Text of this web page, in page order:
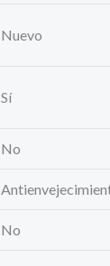
Nuevo
Sí
No
No